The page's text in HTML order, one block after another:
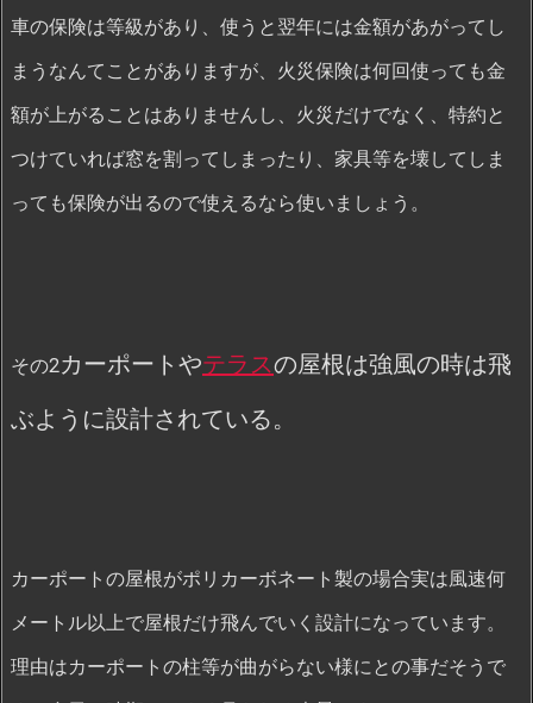
車の保険は等級があり、使うと翌年には金額があがってし
まうなんてことがありますが、火災保険は何回使っても金
額が上がることはありませんし、火災だけでなく、特約と
つけていれば窓を割ってしまったり、家具等を壊してしま
っても保険が出るので使えるなら使いましょう。
その2カーポートやテラスの屋根は強風の時は飛
ぶように設計されている。
カーポートの屋根がポリカーボネート製の場合実は風速何
メートル以上で屋根だけ飛んでいく設計になっています。
理由はカーポートの柱等が曲がらない様にとの事だそうで